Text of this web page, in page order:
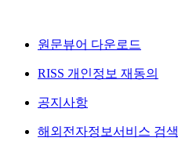
원문뷰어 다운로드
RISS 개인정보 재동의
공지사항
해외전자정보서비스 검색